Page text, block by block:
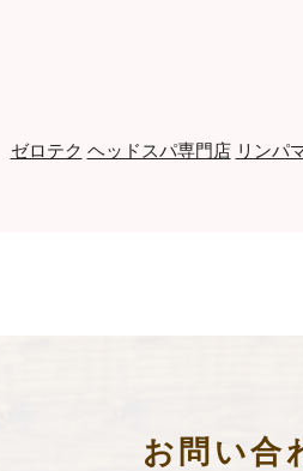
ゼロテク ヘッドスパ専門店 リンパ
お問い合